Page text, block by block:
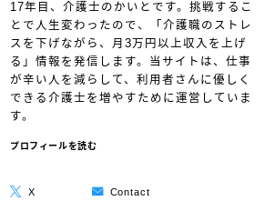
17年目、介護士のかいとです。挑戦するこ
とで人生変わったので、「介護職のストレ
スを下げながら、月3万円以上収入を上げ
る」情報を発信します。当サイトは、仕事
が辛い人を減らして、利用者さんに優しく
できる介護士を増やすために運営していま
す。
プロフィールを読む
X Contact